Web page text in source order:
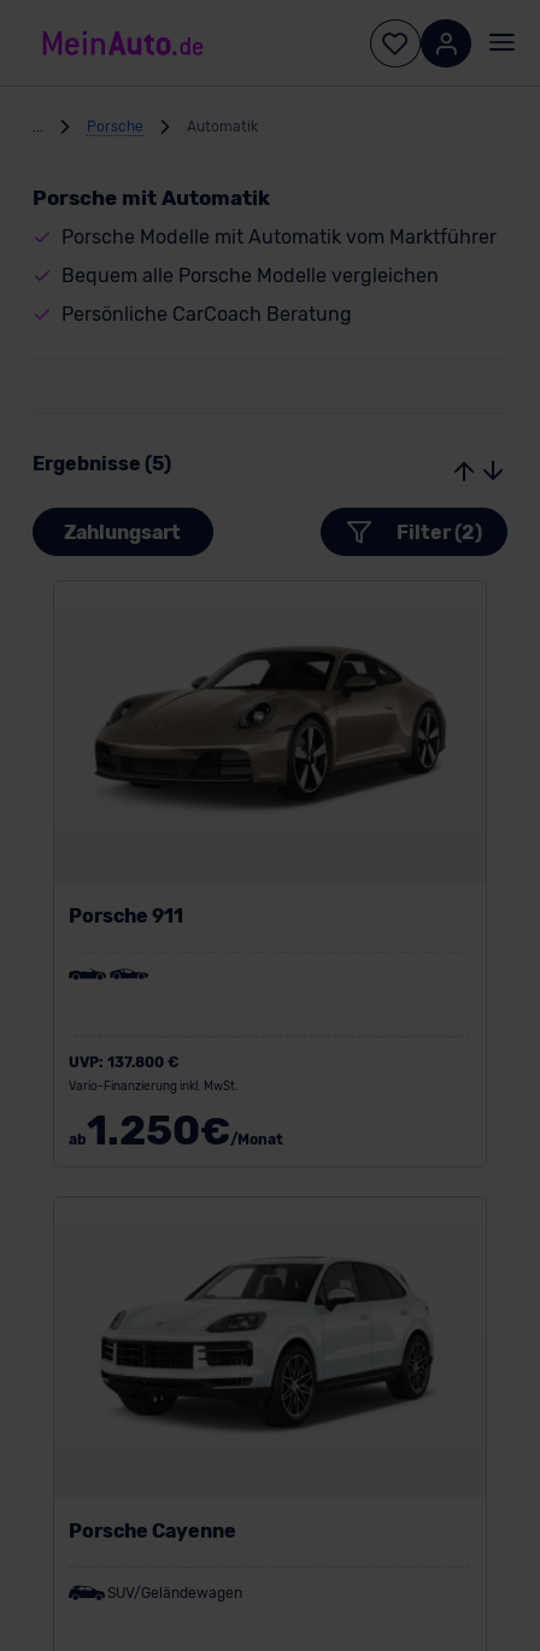
Porsche Automatik
Porsche mit Automatik
Porsche Modelle mit Automatik vom Marktführer
Bequem alle Porsche Modelle vergleichen
Persönliche CarCoach Beratung
Ergebnisse (5)
Zahlungsart Filter (2)
Porsche 911
UVP: 137.800 €
Vario-Finanzierung inkl. MwSt.
ab1.250€/Monat
Porsche Cayenne
SUV/Geländewagen